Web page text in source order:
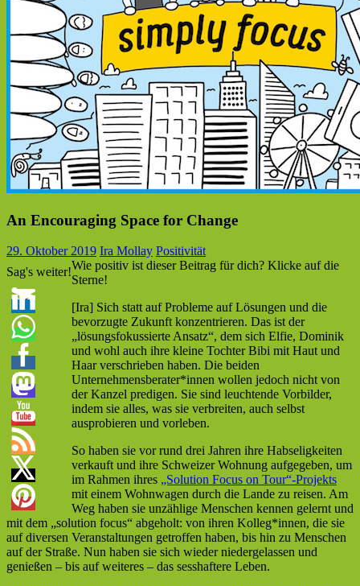
An Encouraging Space for Change
29. Oktober 2019 Ira Mollay Positivität
Sag's weiter!Wie positiv ist dieser Beitrag für dich? Klicke auf die
Sterne!
[Ira] Sich statt auf Probleme auf Lösungen und die
bevorzugte Zukunft konzentrieren. Das ist der
„lösungsfokussierte Ansatz“, dem sich Elfie, Dominik
und wohl auch ihre kleine Tochter Bibi mit Haut und
Haar verschrieben haben. Die beiden
Unternehmensberater*innen wollen jedoch nicht von
der Kanzel predigen. Sie sind leuchtende Vorbilder,
indem sie alles, was sie verbreiten, auch selbst
ausprobieren und vorleben.
So haben sie vor rund drei Jahren ihre Habseligkeiten
verkauft und ihre Schweizer Wohnung aufgegeben, um
im Rahmen ihres „Solution Focus on Tour“-Projekts
mit einem Wohnwagen durch die Lande zu reisen. Am
Weg haben sie unzählige Menschen kennen gelernt und
mit dem „solution focus“ abgeholt: von ihren Kolleg*innen, die sie
auf diversen Veranstaltungen getroffen haben, bis hin zu Menschen
auf der Straße. Nun haben sie sich wieder niedergelassen und
genießen – bis auf weiteres – das sesshaftere Leben.